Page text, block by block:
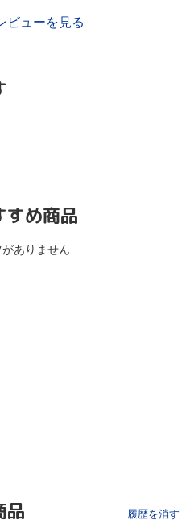
ビューを見る
すめ商品
ありません
品 履歴を消す